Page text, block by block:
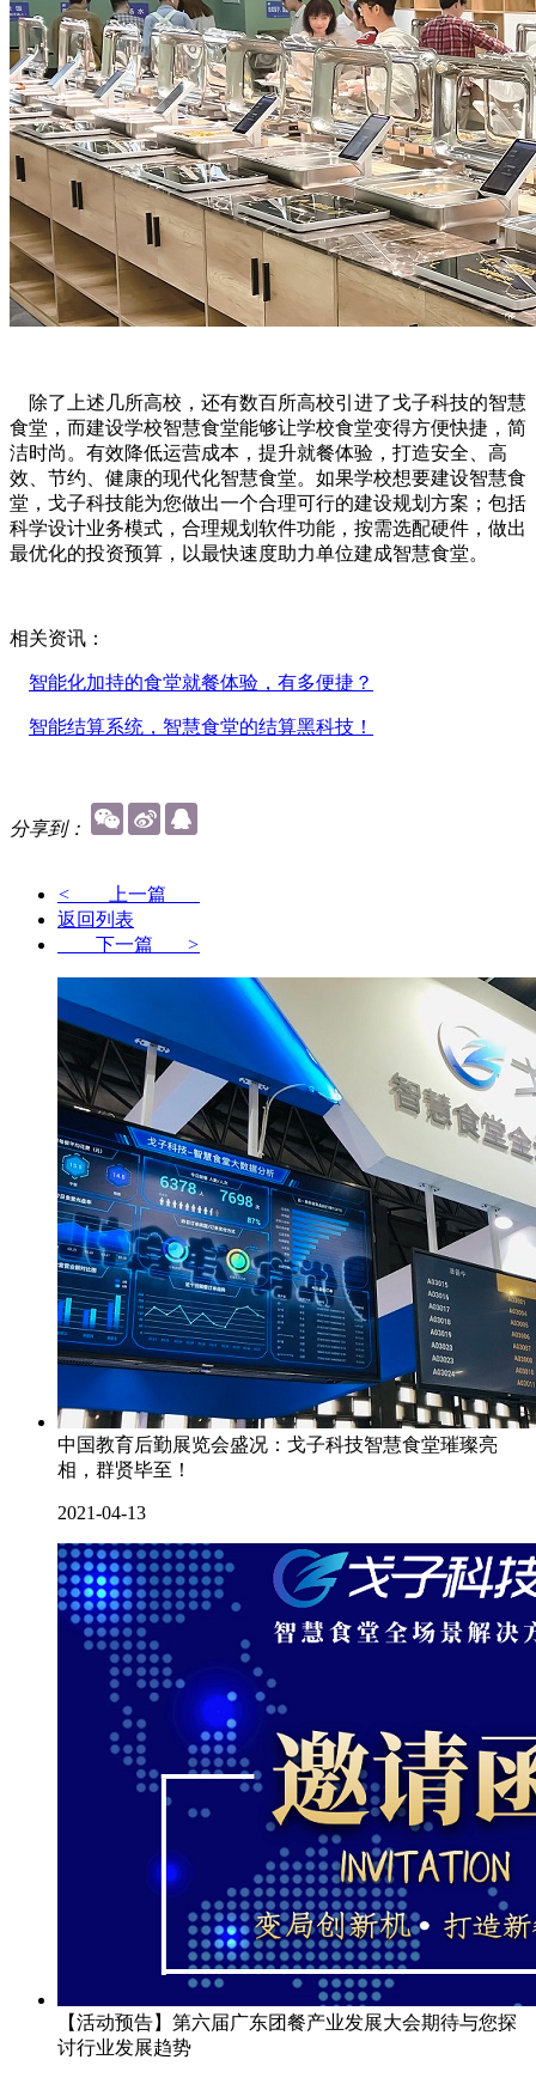
除了上述几所高校，还有数百所高校引进了戈子科技的智慧
食堂，而建设学校智慧食堂能够让学校食堂变得方便快捷，简
洁时尚。有效降低运营成本，提升就餐体验，打造安全、高
效、节约、健康的现代化智慧食堂。如果学校想要建设智慧食
堂，戈子科技能为您做出一个合理可行的建设规划方案；包括
科学设计业务模式，合理规划软件功能，按需选配硬件，做出
最优化的投资预算，以最快速度助力单位建成智慧食堂。
相关资讯：
智能化加持的食堂就餐体验，有多便捷？
智能结算系统，智慧食堂的结算黑科技！
分享到：
< 上一篇
返回列表
下一篇 >
中国教育后勤展览会盛况：戈子科技智慧食堂璀璨亮
相，群贤毕至！
2021-04-13
【活动预告】第六届广东团餐产业发展大会期待与您探
讨行业发展趋势